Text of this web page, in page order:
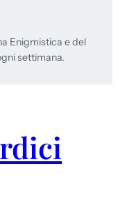
Enigmistica e del
settimana.